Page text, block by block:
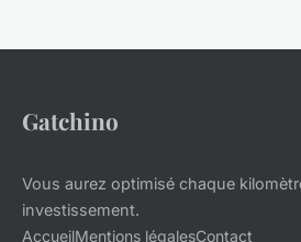
Gatchino
Vous aurez optimisé chaque
investissement.
AccueilMentions légalesContact